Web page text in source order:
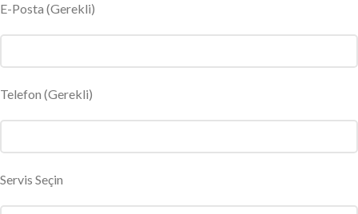
E-Posta (Gerekli)
Telefon (Gerekli)
Servis Seçin